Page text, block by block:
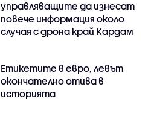
управляващите да изнесат
повече информация около
случая с дрона край Кардам
Етикетите в евро, левът
окончателно отива в
историята